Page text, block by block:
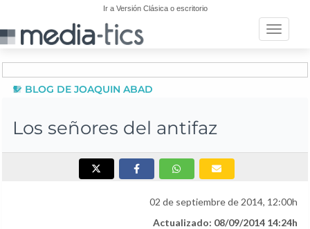
Ir a Versión Clásica o escritorio
Toggle
BLOG DE JOAQUIN ABAD
Los señores del antifaz
02 de septiembre de 2014, 12:00h
Actualizado: 08/09/2014 14:24h